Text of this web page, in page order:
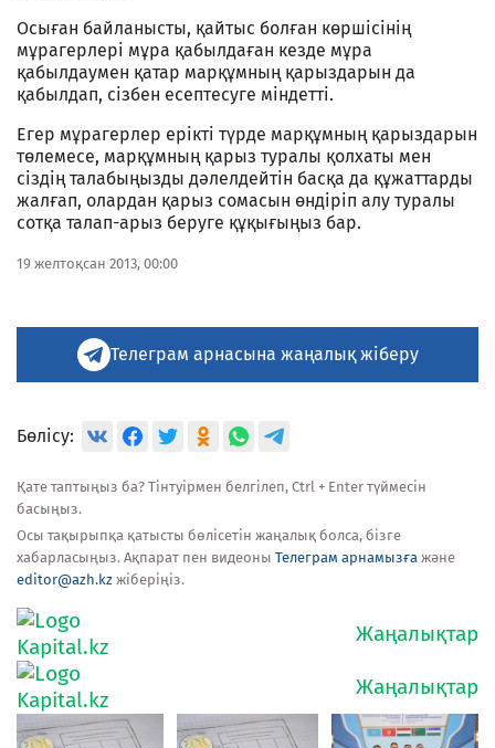
Осыған байланысты, қайтыс болған көршісінің
мұрагерлері мұра қабылдаған кезде мұра
қабылдаумен қатар марқұмның қарыздарын да
қабылдап, сізбен есептесуге міндетті.
Егер мұрагерлер ерікті түрде марқұмның қарыздарын
төлемесе, марқұмның қарыз туралы қолхаты мен
сіздің талабыңызды дәлелдейтін басқа да құжаттарды
жалғап, олардан қарыз сомасын өндіріп алу туралы
сотқа талап-арыз беруге құқығыңыз бар.
19 желтоқсан 2013, 00:00
Телеграм арнасына жаңалық жіберу
Бөлісу:
Қате таптыңыз ба? Тінтуірмен белгілеп, Ctrl + Enter түймесін
басыңыз.
Осы тақырыпқа қатысты бөлісетін жаңалық болса, бізге
хабарласыңыз. Ақпарат пен видеоны Телеграм арнамызға және
editor@azh.kz жіберіңіз.